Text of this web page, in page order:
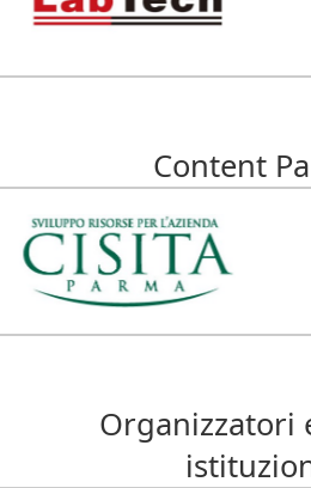
Content
Organizzatori